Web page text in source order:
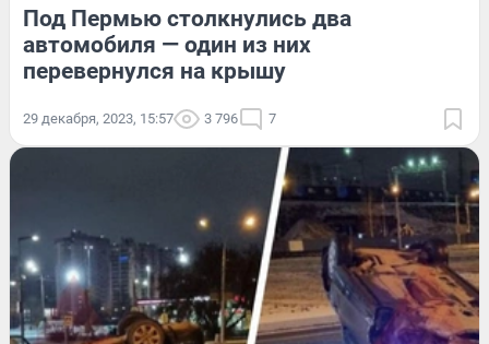
Под Пермью столкнулись два
автомобиля — один из них
перевернулся на крышу
29 декабря, 2023, 15:57 3 796 7